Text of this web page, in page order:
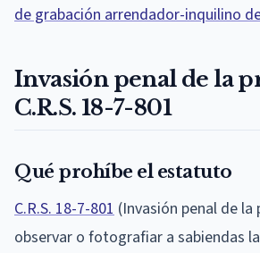
de grabación arrendador-inquilino
Invasión penal de la
C.R.S. 18-7-801
Qué prohíbe el estatuto
C.R.S. 18-7-801 (Invasión penal de
observar o fotografiar a sabiendas